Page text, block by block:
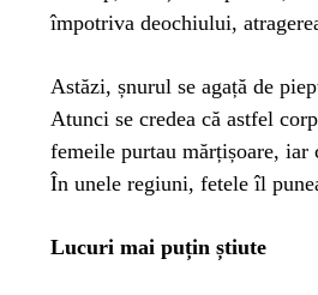
împotriva deochiului,
Astăzi, șnurul se agață de
Atunci se credea că astfel
femeile purtau mărțișoare,
În unele regiuni, fetele îl
Lucuri mai puțin știute